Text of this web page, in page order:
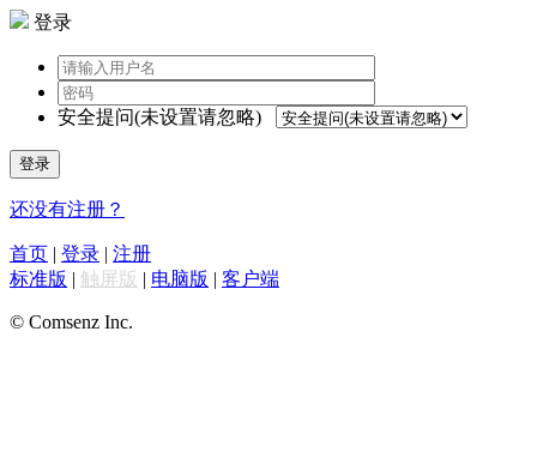
登录
安全提问(未设置请忽略)
登录
还没有注册？
首页 | 登录 | 注册
标准版 | 触屏版 | 电脑版 | 客户端
© Comsenz Inc.